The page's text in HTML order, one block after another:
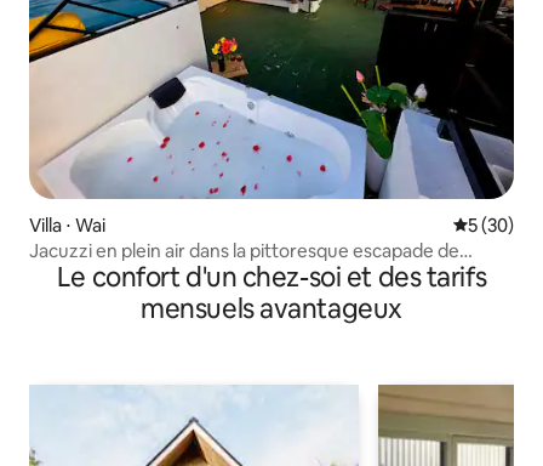
Villa ⋅ Wai
5 (30)
Jacuzzi en plein air dans la pittoresque escapade de
Viharika à Sahyadri
Le confort d'un chez-soi et des tarifs
mensuels avantageux